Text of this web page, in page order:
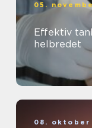
05.
Effektiv
helbredet
08. oktober